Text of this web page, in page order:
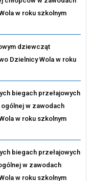
w roku szkolnym
dziewcząt
Dzielnicy Wola w roku
biegach przełajowych
w zawodach
w roku szkolnym
biegach przełajowych
w zawodach
w roku szkolnym